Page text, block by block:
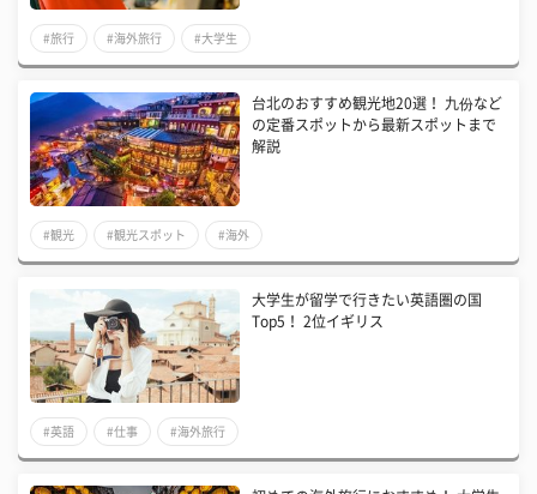
#旅行 #海外旅行 #大学生
台北のおすすめ観光地20選！ 九份など
の定番スポットから最新スポットまで
解説
#観光 #観光スポット #海外
大学生が留学で行きたい英語圏の国
Top5！ 2位イギリス
#英語 #仕事 #海外旅行